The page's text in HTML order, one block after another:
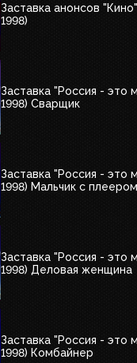
Заставка анонсов
1998)
Заставка "Россия - это
1998) Сварщик
Заставка "Россия - это
1998) Мальчик с плеером
Заставка "Россия - это
1998) Деловая женщина
Заставка "Россия - это
1998) Комбайнер